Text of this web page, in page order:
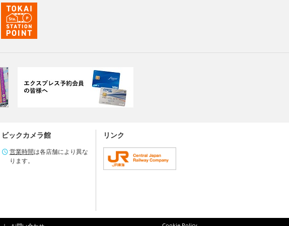
ビックカメラ館
営業時間は各店舗により異な
ります。
リンク